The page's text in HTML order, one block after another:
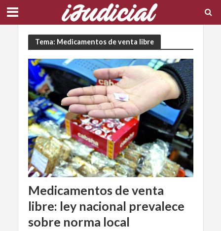
Tema: Medicamentos de venta libre
Medicamentos de venta
libre: ley nacional prevalece
sobre norma local